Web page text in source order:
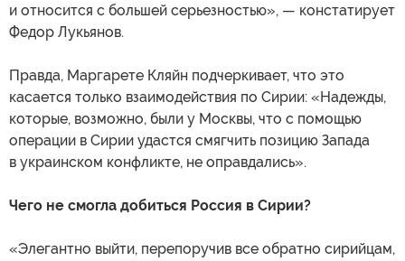
и относится с большей серьезностью», — констатирует
Федор Лукьянов.
Правда, Маргарете Кляйн подчеркивает, что это
касается только взаимодействия по Сирии: «Надежды,
которые, возможно, были у Москвы, что с помощью
операции в Сирии удастся смягчить позицию Запада
в украинском конфликте, не оправдались».
Чего не смогла добиться Россия в Сирии?
«Элегантно выйти, перепоручив все обратно сирийцам,